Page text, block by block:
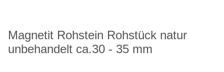
Magnetit Rohstein Rohstück natur
unbehandelt ca.30 - 35 mm